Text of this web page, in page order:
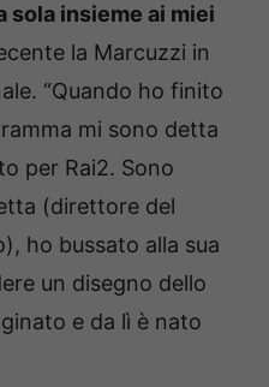
sola insieme ai miei
la Marcuzzi in
“Quando ho finito
mi sono detta
per Rai2. Sono
(direttore del
ho bussato alla sua
un disegno dello
e da lì è nato